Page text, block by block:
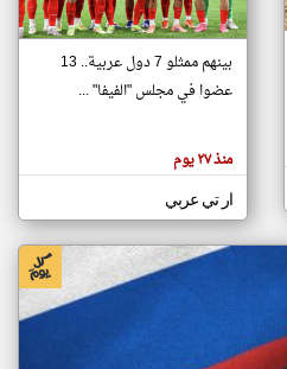
تغيير الدولة
اخبار جزر القمر على مدار الساعة
أهم اخبار جزر القمر العاجلة والمباشرة
بينهم ممثلو 7 دول عربية.. 13
عضوا في مجلس "الفيفا" ...
منذ ٢٧ يوم
ار تي عربي
klyoum.com